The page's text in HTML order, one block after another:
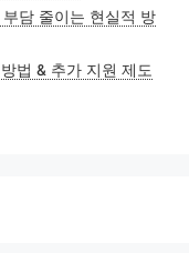
담 줄이는 현실적 방
법 & 추가 지원 제도